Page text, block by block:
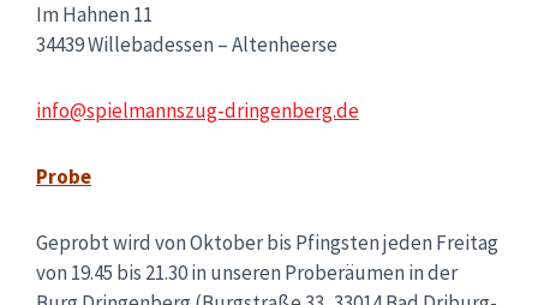
Im Hahnen 11
34439 Willebadessen – Altenheerse
info@spielmannszug-dringenberg.de
Probe
Geprobt wird von Oktober bis Pfingsten jeden Freitag
von 19.45 bis 21.30 in unseren Proberäumen in der